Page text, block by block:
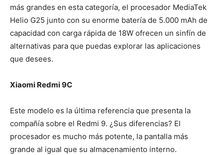
más grandes en esta categoría, el procesador MediaTek
Helio G25 junto con su enorme batería de 5.000 mAh de
capacidad con carga rápida de 18W ofrecen un sinfín de
alternativas para que puedas explorar las aplicaciones
que desees.
Xiaomi Redmi 9C
Este modelo es la última referencia que presenta la
compañía sobre el Redmi 9. ¿Sus diferencias? El
procesador es mucho más potente, la pantalla más
grande al igual que su almacenamiento interno.